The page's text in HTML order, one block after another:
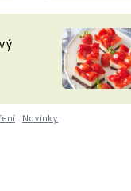
KAM
Novinky